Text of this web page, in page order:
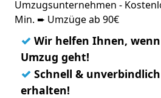
Umzugsunternehmen -
Min. ➨ Umzüge ab 90€
✓ Wir helfen Ihnen,
Umzug geht!
✓ Schnell &
erhalten!